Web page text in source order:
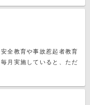
全教育や事故惹起者教育
月実施していると、ただ